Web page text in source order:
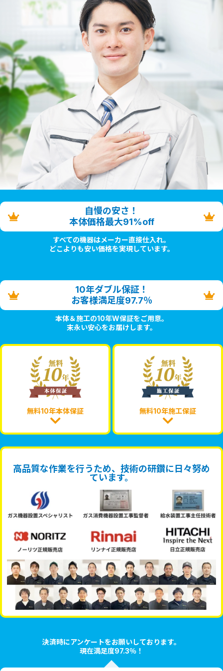
自慢の安さ！
本体価格最大91%off
すべての機器はメーカー直接仕入れ。
どこよりも安い価格を実現しています。
10年ダブル保証！
お客様満足度97.7％
本体＆施工の10年W保証をご用意。
末永い安心をお届けします。
無料10年本体保証 無料10年施工保証
高品質な作業を行うため、技術の研鑽に日々努め
ています。
決済時にアンケートをお願いしております。
現在満足度97.3％！